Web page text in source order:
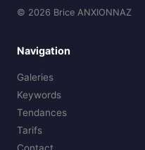
© 2026 Brice ANXIONNAZ
Navigation
Galeries
Keywords
Tendances
Tarifs
Contact